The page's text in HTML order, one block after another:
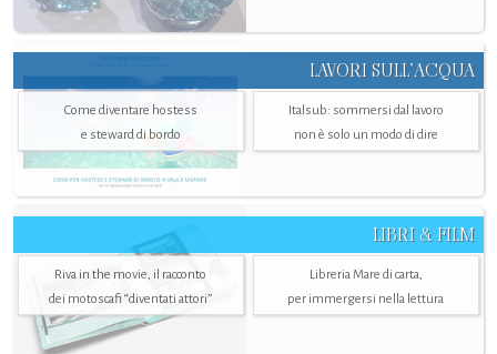
LAVORI SULL’ACQUA
Come diventare hostess
e steward di bordo
Italsub: sommersi dal lavoro
non è solo un modo di dire
LIBRI & FILM
Riva in the movie, il racconto
dei motoscafi “diventati attori”
Libreria Mare di carta,
per immergersi nella lettura